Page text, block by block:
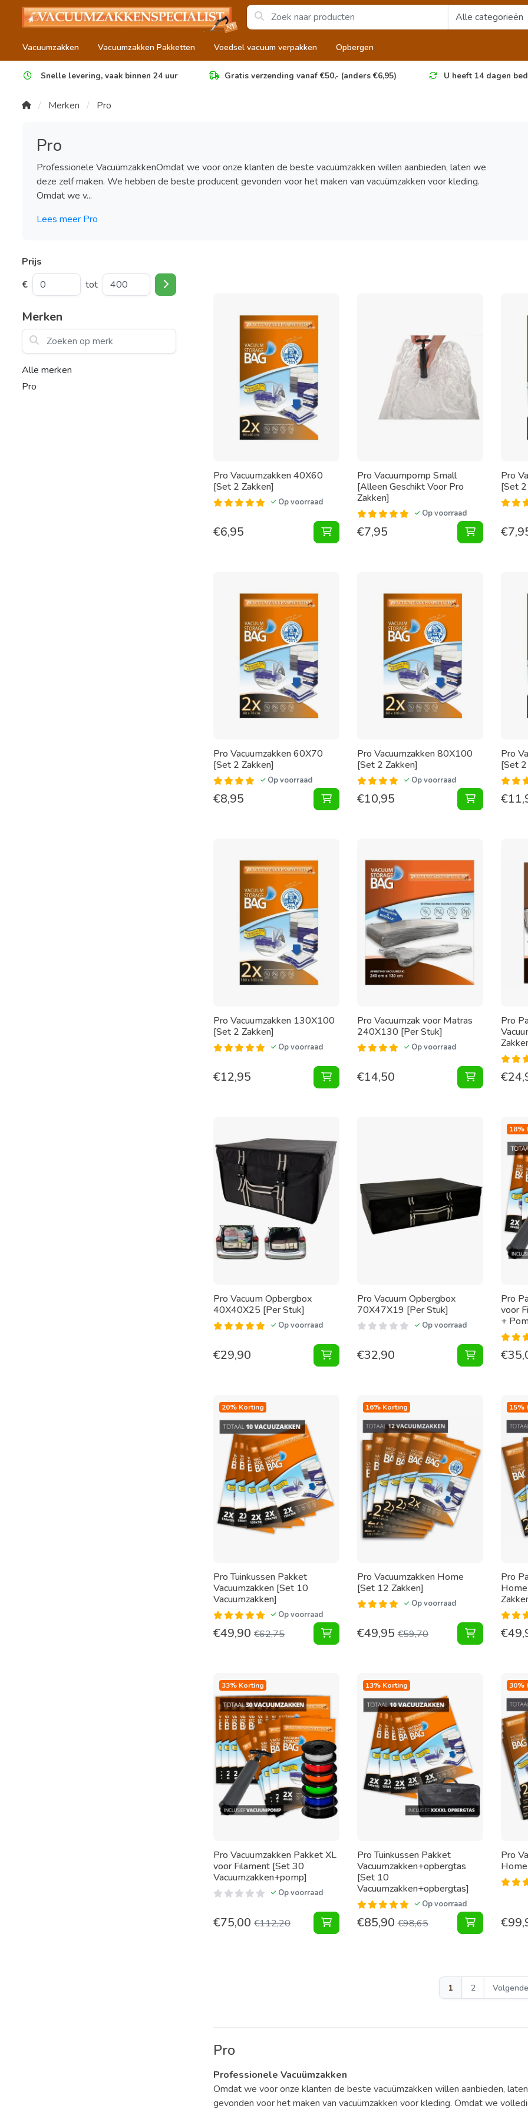
Vacuumzakken Vacuumzakken Pakketten Voedsel vacuum verpakken Opbergen
Snelle levering, vaak binnen 24 uur Gratis verzending vanaf €50,- (anders €6,95) U heeft 14 dagen
Merken Pro
Pro
Professionele VacuümzakkenOmdat we voor onze klanten de beste vacuümzakken willen aanbieden, laten we
deze zelf maken. We hebben de beste producent gevonden voor het maken van vacuümzakken voor kleding.
Omdat we v...
Lees meer Pro
Prijs
€
tot
Merken
Zoeken op merk
Alle merken
Pro
Pro Vacuumzakken 40X60
[Set 2 Zakken]
Op voorraad
€6,95 Vacuumzakken 40X60 [Set 2 Zakken]
Pro Vacuumpomp Small
[Alleen Geschikt Voor Pro
Zakken]
Op voorraad
€7,95
Pro
[Set
€
Pro Vacuumzakken 60X70
[Set 2 Zakken]
Op voorraad
€8,95 Vacuumzakken 60X70 [Set 2 Zakken]
Pro Vacuumzakken 80X100
[Set 2 Zakken]
Op voorraad
€10,95
Pro
[Set
€
Pro Vacuumzakken 130X100
[Set 2 Zakken]
Op voorraad
€12,95 Vacuumzakken 130X100 [Set 2 Zakken]
Pro Vacuumzak voor Matras
240X130 [Per Stuk]
Op voorraad
€14,50 Vacuumzak
Pro
€
Pro Vacuum Opbergbox
40X40X25 [Per Stuk]
Op voorraad
€29,90 Vacuum Opbergbox 40X40X25 [Per Stuk]
Pro Vacuum Opbergbox
70X47X19 [Per Stuk]
Op voorraad
€32,90 Vacuum
18%
Pro
voor
+
€
20% Korting
Pro Tuinkussen Pakket
Vacuumzakken [Set 10
Vacuumzakken]
Op voorraad
€49,90 €62,75 Tuinkussen Pakket Vacuumzakken [Set 10
16% Korting
Pro Vacuumzakken Home
[Set 12 Zakken]
Op voorraad
€49,95€59,70
15%
Pro
€
33% Korting
Pro Vacuumzakken Pakket XL
voor Filament [Set 30
Vacuumzakken+pomp]
Op voorraad
€75,00 €112,20 Vacuumzakken Pakket XL voor Filament [Set
13% Korting
Pro Tuinkussen Pakket
Vacuumzakken+opbergtas
[Set 10
Vacuumzakken+opbergtas]
Op voorraad
€85,90€98,65 Tuinkussen
30%
Pro
€
1 2 Volgende
Pro
Professionele Vacuümzakken
Omdat we voor onze klanten de beste vacuümzakken willen aanbieden,
gevonden voor het maken van vacuümzakken voor kleding. Omdat we